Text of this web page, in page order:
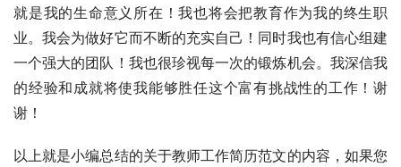
就是我的生命意义所在！我也将会把教育作为我的终生职
业。我会为做好它而不断的充实自己！同时我也有信心组建
一个强大的团队！我也很珍视每一次的锻炼机会。我深信我
的经验和成就将使我能够胜任这个富有挑战性的工作！谢
谢！
以上就是小编总结的关于教师工作简历范文的内容，如果您